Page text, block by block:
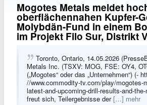
Mogotes Metals meldet
oberflächennahen Kupfer-
Molybdän-Fund in einem
im Projekt Filo Sur, Distrikt
Toronto, Ontario, 14.05.2026
Metals Inc. (TSXV: MOG, FSE: OY4,
(„Mogotes“ oder das „Unternehmen“) (-
//www.commodity-tv.com/play/mogotes-
latest-and-upcoming-drill-results-and-
freut sich, Teilergebnisse der […] mehr